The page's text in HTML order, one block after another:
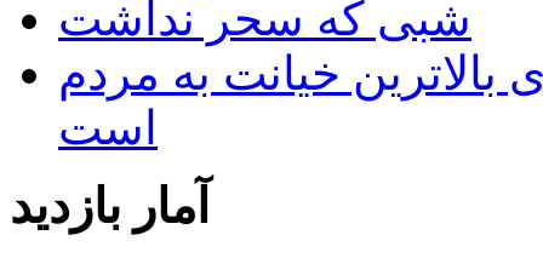
شبی که سحر نداشت
خیانت به مردم
است
آمار بازدید